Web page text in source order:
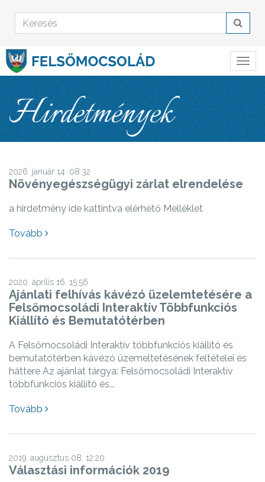
Hirdetmények
2026. január 14. 08:32
Növényegészségügyi zárlat elrendelése
a hirdetmény ide kattintva elérhető Melléklet
Tovább
2020. április 16. 15:56
Ajánlati felhívás kávézó üzelemtetésére a
Felsőmocsoládi Interaktív Többfunkciós
Kiállító és Bemutatótérben
A Felsőmocsoládi Interaktív többfunkciós kiállító és
bemutatótérben kávézó üzemeltetésének feltételei és
háttere Az ajánlat tárgya: Felsőmocsoládi Interaktív
többfunkciós kiállító és...
Tovább
2019. augusztus 08. 12:20
Választási információk 2019